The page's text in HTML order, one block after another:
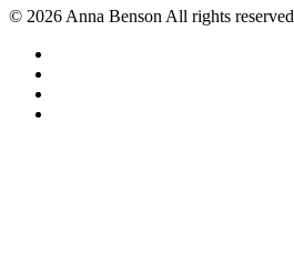
© 2026 Anna Benson All rights reserved